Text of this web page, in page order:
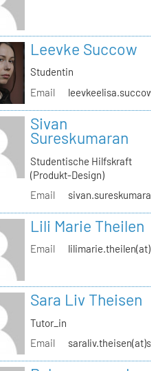
Leevke Succow
Studentin
Email
Sivan
Sureskumaran
Studentische Hilfskraft
(Produkt-Design)
Email
Lili Marie Theilen
Email
Sara Liv Theisen
Tutor_in
Email